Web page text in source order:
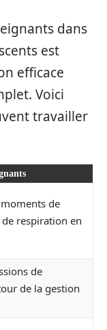
dans
est
efficace
Voici
travailler
de
respiration en
de
de la gestion